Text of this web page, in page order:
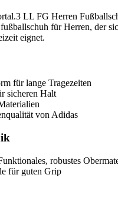
LL FG Herren
für Herren, der
eignet.
für lange Tragezeiten
sicheren Halt
von Adidas
robustes
für guten Grip